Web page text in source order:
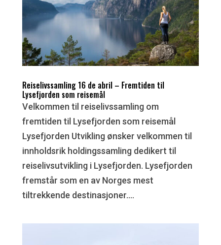
Reiselivssamling 16 de abril – Fremtiden til
Lysefjorden som reisemål
Velkommen til reiselivssamling om
fremtiden til Lysefjorden som reisemål
Lysefjorden Utvikling ønsker velkommen til
innholdsrik holdingssamling dedikert til
reiselivsutvikling i Lysefjorden. Lysefjorden
fremstår som en av Norges mest
tiltrekkende destinasjoner....